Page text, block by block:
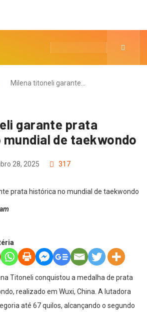
Milena titoneli garante…
garante prata
de taekwondo
28, 2025 317
Titoneli conquistou a medalha de prata
realizado em Wuxi, China. A lutadora
até 67 quilos, alcançando o segundo